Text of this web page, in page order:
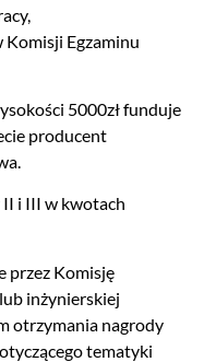
Komisji Egzaminu
5000zł funduje
producent
i III w kwotach
przez Komisję
inżynierskiej
otrzymania nagrody
tematyki